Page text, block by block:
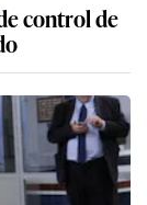
control de